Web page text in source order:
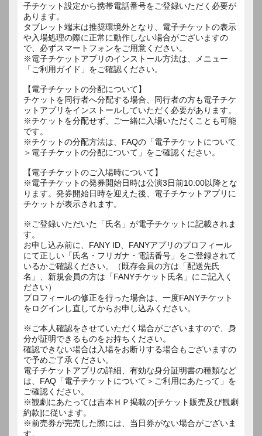
子チケット設定から携帯電話番号をご登録いただく必要が
あります。
タブレット端末は推奨環境外となり、電子チケットの表示
や入場処理の際に正常に動作しない場合がございますの
で、必ずスマートフォンをご用意ください。
※電子チケットアプリのインストール方法は、メニュー
「ご利用ガイド」をご確認ください。
【電子チケットの分配について】
チケットを同行者へ分配する場合、同行者の方も電子チケ
ットアプリをインストールしていただく必要があります。
※チケットを分配せず、ご一緒に入場いただくことも可能
です。
※チケットの分配方法は、FAQの「電子チケットについて
＞電子チケットの分配について」をご確認ください。
【電子チケットのご入場時について】
※電子チケットの発券開始日時は公演3日前10:00以降とな
ります。発券開始日時を迎えた後、電子チケットアプリに
チケットが表示されます。
※ご登録いただいた「氏名」が電子チケットに記載されま
す。
お申し込み前に、FANY ID、FANYアプリのプロフィール
にて正しい「氏名・フリガナ・電話番号」をご登録されて
いるかご確認ください。（既存会員の方は「配送先氏
名」、新規会員の方は「FANYチケット氏名」にご記入く
ださい）
プロフィールの修正を行った場合は、一度FANYチケット
をログインし直してからお申し込みください。
※ご本人確認をさせていただく場合がございますので、身
分が証明できるものをお持ちください。
確認できない場合は入場をお断りする場合もございますの
で予めご了承ください。
電子チケットアプリの詳細、有効な身分証明書の種類など
は、FAQ「電子チケットについて＞ご利用にあたって」を
ご確認ください。
※観劇にあたっては吉本ＨＰ掲載の[チケット販売及び観劇
約款]に従います。
※前売券が完売した際には、当日券がない場合がございま
す。